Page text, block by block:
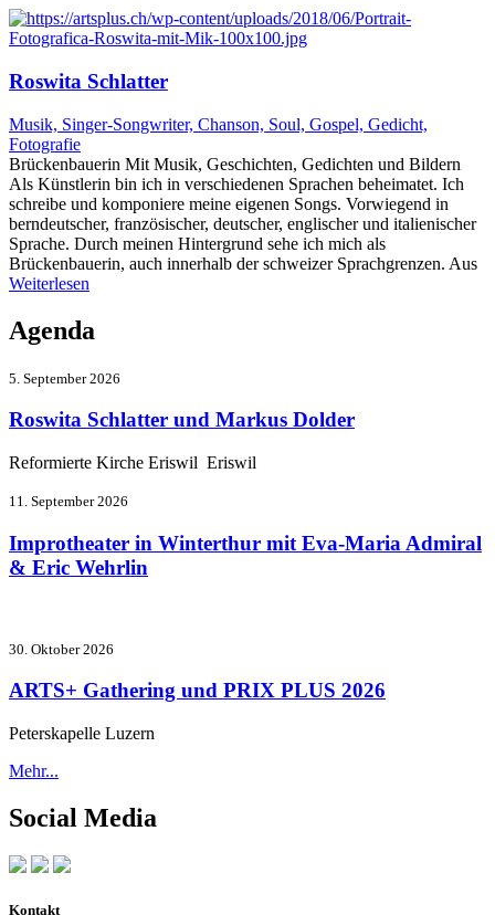
Roswita Schlatter
Musik, Singer-Songwriter, Chanson, Soul, Gospel, Gedicht,
Fotografie
Brückenbauerin Mit Musik, Geschichten, Gedichten und Bildern
Als Künstlerin bin ich in verschiedenen Sprachen beheimatet. Ich
schreibe und komponiere meine eigenen Songs. Vorwiegend in
berndeutscher, französischer, deutscher, englischer und italienischer
Sprache. Durch meinen Hintergrund sehe ich mich als
Brückenbauerin, auch innerhalb der schweizer Sprachgrenzen. Aus
Weiterlesen
Agenda
5. September 2026
Roswita Schlatter und Markus Dolder
Reformierte Kirche Eriswil Eriswil
11. September 2026
Improtheater in Winterthur mit Eva-Maria Admiral
& Eric Wehrlin
30. Oktober 2026
ARTS+ Gathering und PRIX PLUS 2026
Peterskapelle Luzern
Mehr...
Social Media
Kontakt